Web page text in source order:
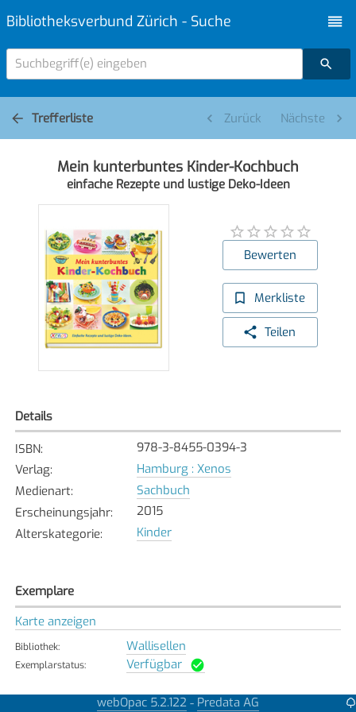
Bibliotheksverbund Zürich - Suche
Suchbegriff(e) eingeben
Trefferliste Zurück Nächste
Mein kunterbuntes Kinder-Kochbuch
einfache Rezepte und lustige Deko-Ideen
Bewerten
Merkliste
Teilen
Details
ISBN:
978-3-8455-0394-3
Verlag:
Hamburg : Xenos
Medienart:
Sachbuch
Erscheinungsjahr:
2015
Alterskategorie: Kinder
Exemplare
Karte anzeigen
Bibliothek: Wallisellen
Exemplarstatus: Verfügbar
webOpac 5.2.122 - Predata AG